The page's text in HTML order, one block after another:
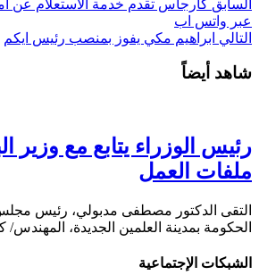
السابق كارجاس تقدم خدمة الاستعلام عن
عبر واتس اب
التالي ابراهيم مكي يفوز بمنصب رئيس ايكم
شاهد أيضاً
رئيس الوزراء يتابع مع وزير
ملفات العمل
التقى الدكتور مصطفى مدبولي، رئيس مجلس
الحكومة بمدينة العلمين الجديدة،
الشبكات الإجتماعية